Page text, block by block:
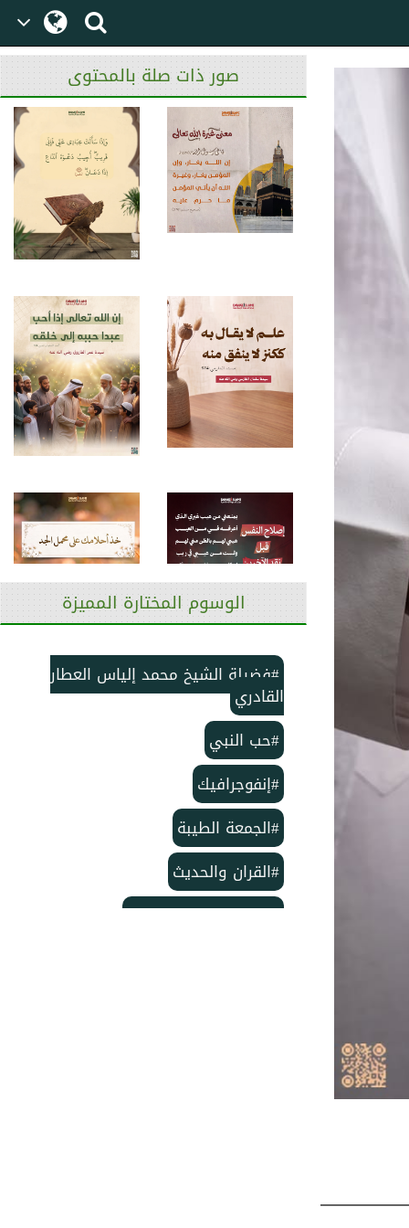
صور ذات صلة بالمحتوى
الوسوم المختارة المميزة
#فضيلة الشيخ محمد إلياس العطار
القادري
#حب النبي
#إنفوجرافيك
#الجمعة الطيبة
#القران والحديث
#بمناسبة الذكرى لمولد